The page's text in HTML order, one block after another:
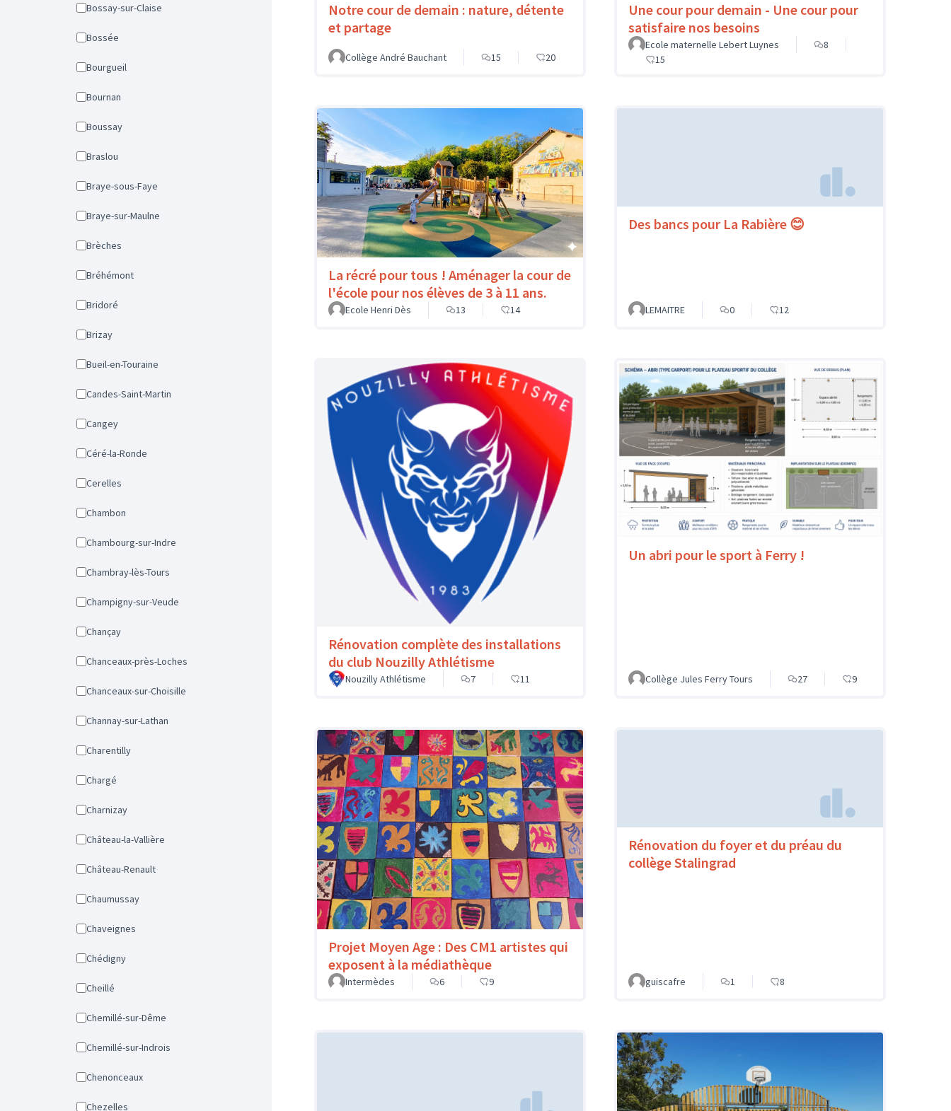
Bossay-sur-Claise
Bossée
Bourgueil
Bournan
Boussay
Braslou
Braye-sous-Faye
Braye-sur-Maulne
Brèches
Bréhémont
Bridoré
Brizay
Bueil-en-Touraine
Candes-Saint-Martin
Cangey
Céré-la-Ronde
Cerelles
Chambon
Chambourg-sur-Indre
Chambray-lès-Tours
Champigny-sur-Veude
Chançay
Chanceaux-près-Loches
Chanceaux-sur-Choisille
Channay-sur-Lathan
Charentilly
Chargé
Charnizay
Château-la-Vallière
Château-Renault
Chaumussay
Chaveignes
Chédigny
Cheillé
Chemillé-sur-Dême
Chemillé-sur-Indrois
Chenonceaux
Chezelles
Notre cour de demain : nature, détente
et partage
Collège André Bauchant 15 20
Une cour pour demain - Une cour pour
satisfaire nos besoins
Ecole maternelle Lebert Luynes
8
15
La récré pour tous ! Aménager la cour de
l'école pour nos élèves de 3 à 11 ans.
Ecole Henri Dès 13 14
Des bancs pour La Rabière 😊
LEMAITRE 0 12
Rénovation complète des installations
du club Nouzilly Athlétisme
Nouzilly Athlétisme 7 11
Un abri pour le sport à Ferry !
Collège Jules Ferry Tours 27 9
Projet Moyen Age : Des CM1 artistes qui
exposent à la médiathèque
Intermèdes 6 9
Rénovation du foyer et du préau du
collège Stalingrad
guiscafre 1 8